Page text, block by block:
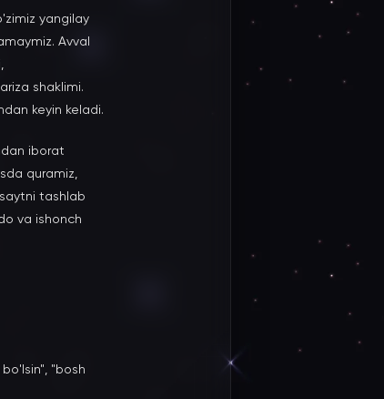
yangilay
Avval
shaklimi.
keyin keladi.
iborat
quramiz,
tashlab
va ishonch
"bosh